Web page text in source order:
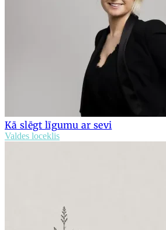
Kā slēgt līgumu ar sevi
Valdes loceklis